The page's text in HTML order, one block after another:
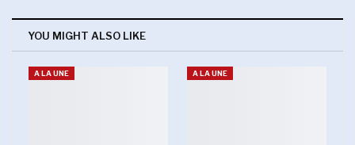
YOU MIGHT ALSO LIKE
A LA UNE A LA UNE